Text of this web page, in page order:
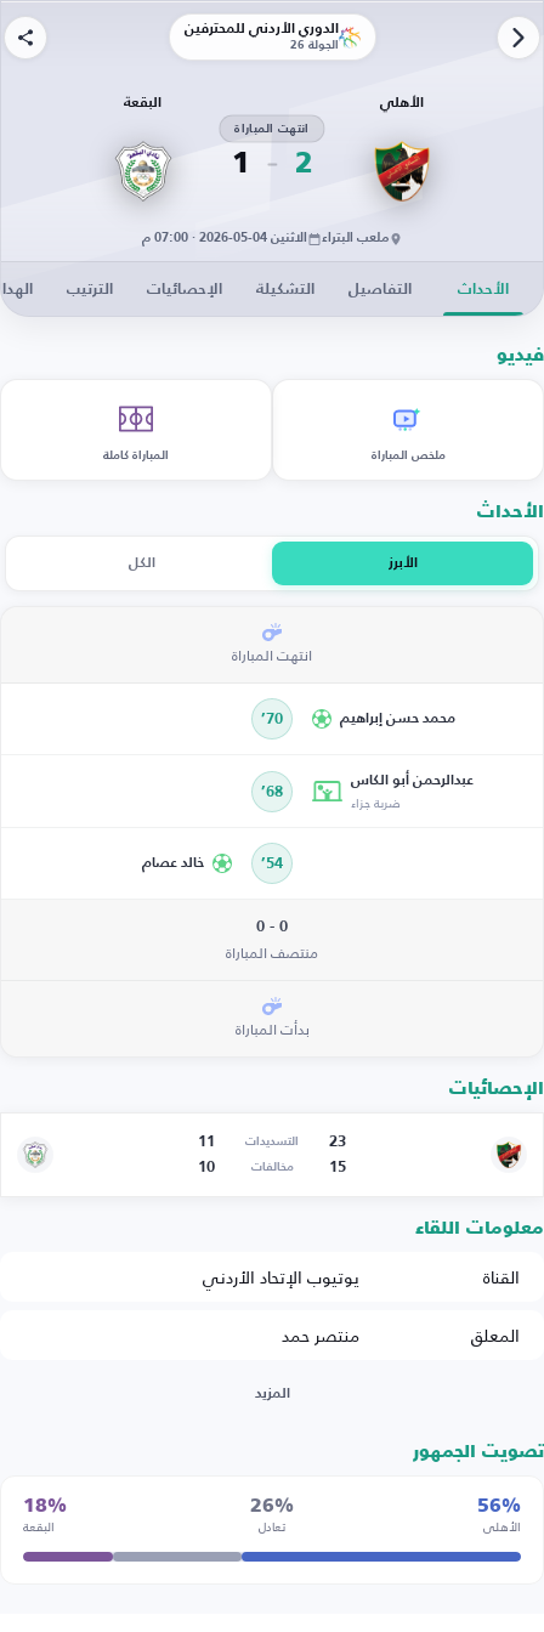
الدوري الأردني للمحترفين
الجولة 26
الأهلي
2
انتهت المباراة
1
البقعة
ملعب البتراء الاثنين 04-05-2026 · 07:00 م
الأحداث التفاصيل التشكيلة الإحصائيات الترتيب
فيديو
ملخص المباراة المباراة كاملة
الأحداث
الأبرز الكل
انتهت المباراة
محمد حسن إبراهيم 70’
عبدالرحمن أبو الكاس
ضربة جزاء 68’
54’ خالد عصام
0 - 0
منتصف المباراة
بدأت المباراة
الإحصائيات
23 التسديدات
11
15
مخالفات 10
معلومات اللقاء
القناة
يوتيوب الإتحاد الأردني
المعلق
منتصر حمد
المزيد
تصويت الجمهور
56%
الأهلي
26%
تعادل
18%
البقعة